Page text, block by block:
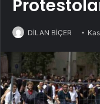
DİLAN BİÇER